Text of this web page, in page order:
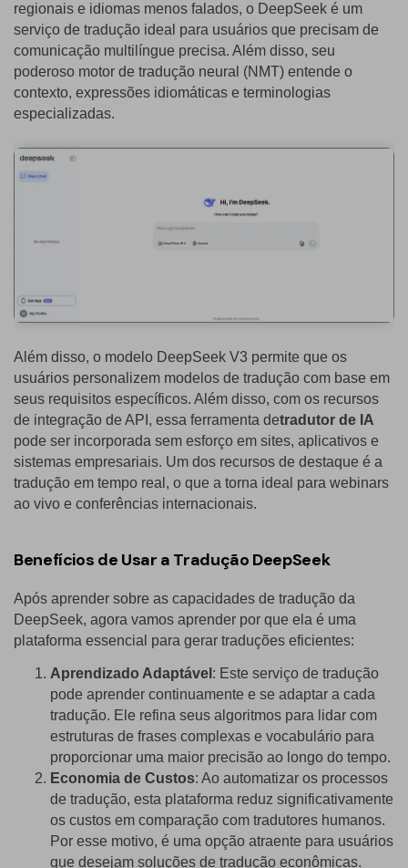
regionais e idiomas menos falados, o DeepSeek é um
serviço de tradução ideal para usuários que precisam de
comunicação multilíngue precisa. Além disso, seu
poderoso motor de tradução neural (NMT) entende o
contexto, expressões idiomáticas e terminologias
especializadas.
Além disso, o modelo DeepSeek V3 permite que os
usuários personalizem modelos de tradução com base em
seus requisitos específicos. Além disso, com os recursos
de integração de API, essa ferramenta detradutor de IA
pode ser incorporada sem esforço em sites, aplicativos e
sistemas empresariais. Um dos recursos de destaque é a
tradução em tempo real, o que a torna ideal para webinars
ao vivo e conferências internacionais.
Benefícios de Usar a Tradução DeepSeek
Após aprender sobre as capacidades de tradução da
DeepSeek, agora vamos aprender por que ela é uma
plataforma essencial para gerar traduções eficientes:
Aprendizado Adaptável : Este serviço de tradução
pode aprender continuamente e se adaptar a cada
tradução. Ele refina seus algoritmos para lidar com
estruturas de frases complexas e vocabulário para
proporcionar uma maior precisão ao longo do tempo.
Economia de Custos: Ao automatizar os processos
de tradução, esta plataforma reduz significativamente
os custos em comparação com tradutores humanos.
Por esse motivo, é uma opção atraente para usuários
que desejam soluções de tradução econômicas.